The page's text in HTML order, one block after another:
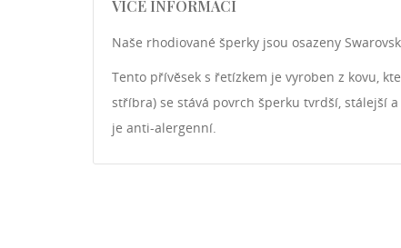
VÍCE INFORMACÍ
Naše rhodiované šperky jsou osazeny
Tento přívěsek s řetízkem je vyroben z kovu,
stříbra) se stává povrch šperku tvrdší, stálejší
je anti-alergenní.